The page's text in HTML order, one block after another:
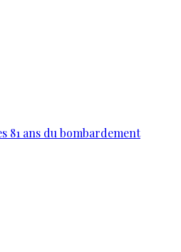
81 ans du bombardement